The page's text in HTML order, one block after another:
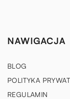
NAWIGACJA
BLOG
POLITYKA
REGULAMIN